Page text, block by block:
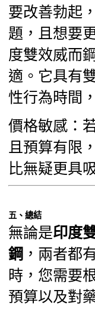
要改善勃起
題，且想要
度雙效威而
適。它具有
性行為時間
價格敏感：
且預算有限
比無疑更具
五、總結
無論是印度
鋼 ，兩者都
時，您需要
預算以及對